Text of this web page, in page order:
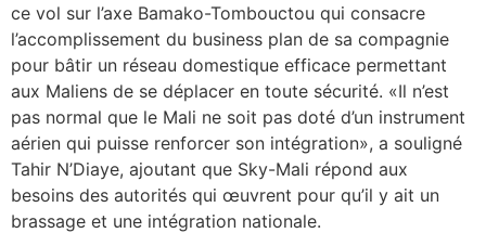
ce vol sur l’axe Bamako-Tombouctou qui consacre
l’accomplissement du business plan de sa compagnie
pour bâtir un réseau domestique efficace permettant
aux Maliens de se déplacer en toute sécurité. «Il n’est
pas normal que le Mali ne soit pas doté d’un instrument
aérien qui puisse renforcer son intégration», a souligné
Tahir N’Diaye, ajoutant que Sky-Mali répond aux
besoins des autorités qui œuvrent pour qu’il y ait un
brassage et une intégration nationale.